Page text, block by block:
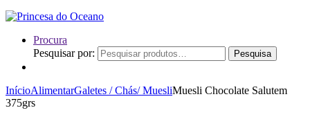
Procura
Pesquisar por:
Pesquisa
InícioAlimentarGaletes / Chás/ MuesliMuesli Chocolate Salutem
375grs